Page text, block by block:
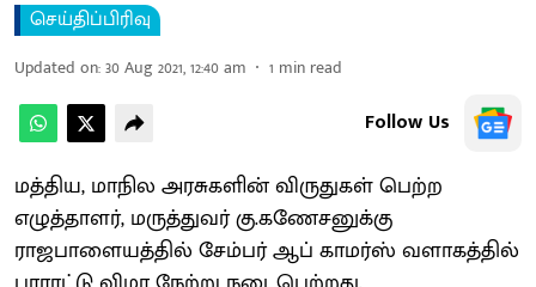
செய்திப்பிரிவு
Updated on:30 Aug 2021, 12:40 am 1 min read
Follow Us
மத்திய, மாநில அரசுகளின் விருதுகள் பெற்ற
எழுத்தாளர், மருத்துவர் கு.கணேசனுக்கு
ராஜபாளையத்தில் சேம்பர் ஆப் காமர்ஸ் வளாகத்தில்